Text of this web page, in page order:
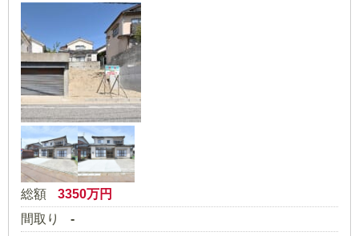
総額 3350万円
間取り
-